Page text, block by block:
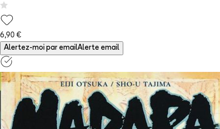
6,90 €
Alertez-moi par emailAlerte email